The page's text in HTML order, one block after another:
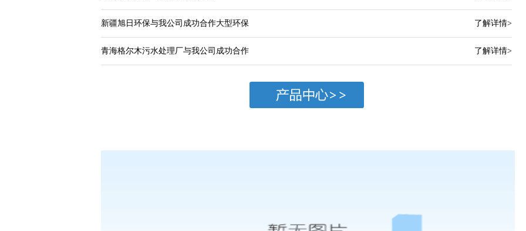
了解详情>
新疆旭日环保与我公司成功合作大型环保
了解详情>
青海格尔木污水处理厂与我公司成功合作